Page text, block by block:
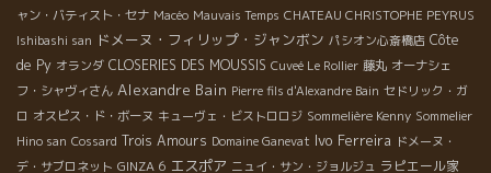
ャン・バティスト・セナ Macéo Mauvais Temps CHATEAU CHRISTOPHE PEYRUS
Ishibashi san ドメーヌ・フィリップ・ジャンボン パシオン心斎橋店 Côte
de Py オランダ CLOSERIES DES MOUSSIS Cuveé Le Rollier 藤丸 オーナシェ
フ・シャヴィさん Alexandre Bain Pierre fils d'Alexandre Bain セドリック・ガ
ロ オスピス・ド・ボーヌ キューヴェ・ビストロロジ Sommelière Kenny Sommelier
Hino san Cossard Trois Amours Domaine Ganevat Ivo Ferreira ドメーヌ・
デ・サブロネット GINZA 6 エスポア ニュイ・サン・ジョルジュ ラピエール家